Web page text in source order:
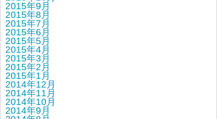
2015年9月
2015年8月
2015年7月
2015年6月
2015年5月
2015年4月
2015年3月
2015年2月
2015年1月
2014年12月
2014年11月
2014年10月
2014年9月